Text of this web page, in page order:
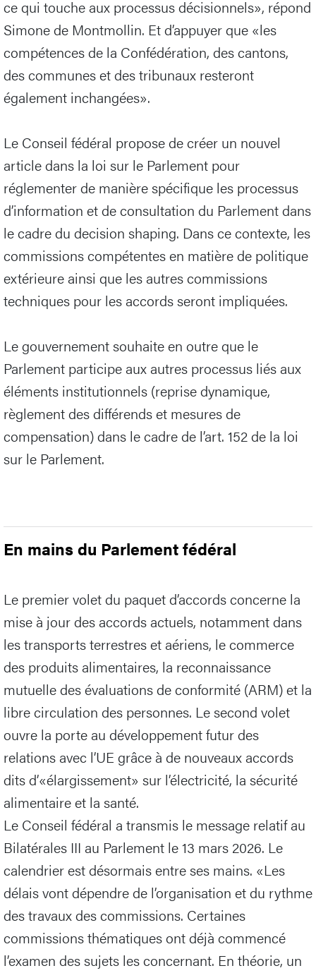
ce qui touche aux processus décisionnels», répond
Simone de Montmollin. Et d’appuyer que «les
compétences de la Confédération, des cantons,
des communes et des tribunaux resteront
également inchangées».
Le Conseil fédéral propose de créer un nouvel
article dans la loi sur le Parlement pour
réglementer de manière spécifique les processus
d’information et de consultation du Parlement dans
le cadre du decision shaping. Dans ce contexte, les
commissions compétentes en matière de politique
extérieure ainsi que les autres commissions
techniques pour les accords seront impliquées.
Le gouvernement souhaite en outre que le
Parlement participe aux autres processus liés aux
éléments institutionnels (reprise dynamique,
règlement des différends et mesures de
compensation) dans le cadre de l’art. 152 de la loi
sur le Parlement.
En mains du Parlement fédéral
Le premier volet du paquet d’accords concerne la
mise à jour des accords actuels, notamment dans
les transports terrestres et aériens, le commerce
des produits alimentaires, la reconnaissance
mutuelle des évaluations de conformité (ARM) et la
libre circulation des personnes. Le second volet
ouvre la porte au développement futur des
relations avec l’UE grâce à de nouveaux accords
dits d’«élargissement» sur l’électricité, la sécurité
alimentaire et la santé.
Le Conseil fédéral a transmis le message relatif au
Bilatérales III au Parlement le 13 mars 2026. Le
calendrier est désormais entre ses mains. «Les
délais vont dépendre de l’organisation et du rythme
des travaux des commissions. Certaines
commissions thématiques ont déjà commencé
l’examen des sujets les concernant. En théorie, un